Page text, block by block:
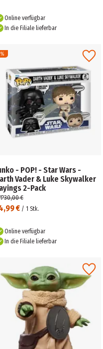
Online verfügbar
In die Filiale lieferbar
- POP! - Star Wars -
Vader & Luke Skywalker
2-Pack
€ / 1 Stk.
30,00 €
Online verfügbar
In die Filiale lieferbar